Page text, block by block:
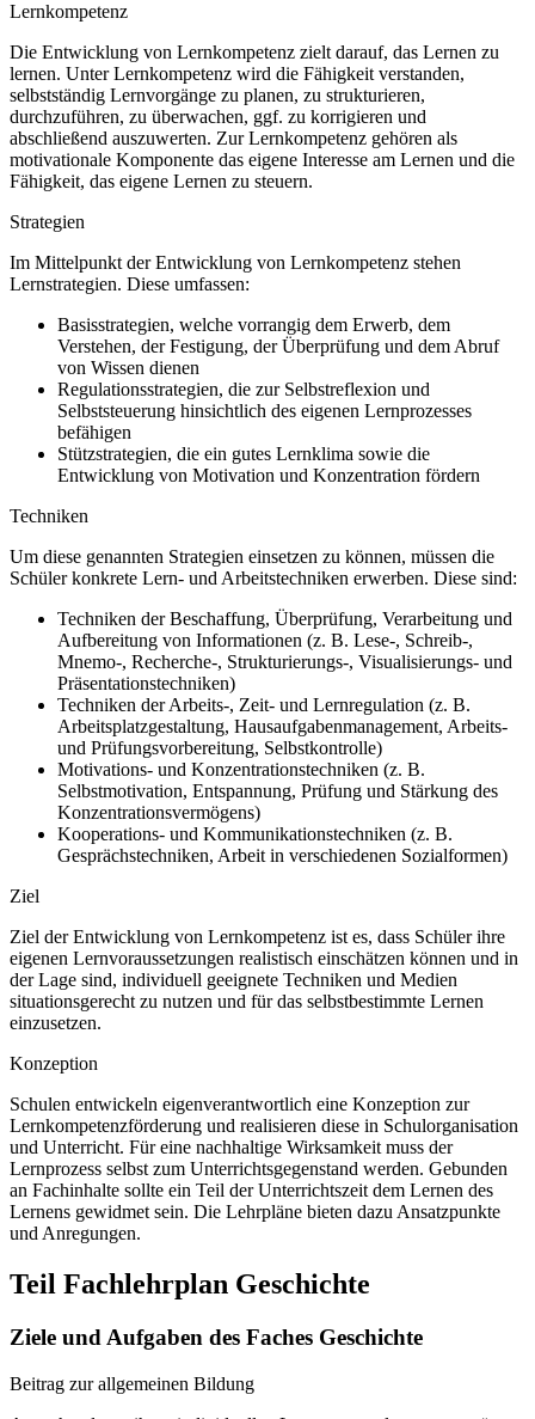
Lernkompetenz
Die Entwicklung von Lernkompetenz zielt darauf, das Lernen zu
lernen. Unter Lernkompetenz wird die Fähigkeit verstanden,
selbstständig Lernvorgänge zu planen, zu strukturieren,
durchzuführen, zu überwachen, ggf. zu korrigieren und
abschließend auszuwerten. Zur Lernkompetenz gehören als
motivationale Komponente das eigene Interesse am Lernen und die
Fähigkeit, das eigene Lernen zu steuern.
Strategien
Im Mittelpunkt der Entwicklung von Lernkompetenz stehen
Lernstrategien. Diese umfassen:
Basisstrategien, welche vorrangig dem Erwerb, dem
Verstehen, der Festigung, der Überprüfung und dem Abruf
von Wissen dienen
Regulationsstrategien, die zur Selbstreflexion und
Selbststeuerung hinsichtlich des eigenen Lernprozesses
befähigen
Stützstrategien, die ein gutes Lernklima sowie die
Entwicklung von Motivation und Konzentration fördern
Techniken
Um diese genannten Strategien einsetzen zu können, müssen die
Schüler konkrete Lern- und Arbeitstechniken erwerben. Diese sind:
Techniken der Beschaffung, Überprüfung, Verarbeitung und
Aufbereitung von Informationen (z. B. Lese-, Schreib-,
Mnemo-, Recherche-, Strukturierungs-, Visualisierungs- und
Präsentationstechniken)
Techniken der Arbeits-, Zeit- und Lernregulation (z. B.
Arbeitsplatzgestaltung, Hausaufgabenmanagement, Arbeits-
und Prüfungsvorbereitung, Selbstkontrolle)
Motivations- und Konzentrationstechniken (z. B.
Selbstmotivation, Entspannung, Prüfung und Stärkung des
Konzentrationsvermögens)
Kooperations- und Kommunikationstechniken (z. B.
Gesprächstechniken, Arbeit in verschiedenen Sozialformen)
Ziel
Ziel der Entwicklung von Lernkompetenz ist es, dass Schüler ihre
eigenen Lernvoraussetzungen realistisch einschätzen können und in
der Lage sind, individuell geeignete Techniken und Medien
situationsgerecht zu nutzen und für das selbstbestimmte Lernen
einzusetzen.
Konzeption
Schulen entwickeln eigenverantwortlich eine Konzeption zur
Lernkompetenzförderung und realisieren diese in Schulorganisation
und Unterricht. Für eine nachhaltige Wirksamkeit muss der
Lernprozess selbst zum Unterrichtsgegenstand werden. Gebunden
an Fachinhalte sollte ein Teil der Unterrichtszeit dem Lernen des
Lernens gewidmet sein. Die Lehrpläne bieten dazu Ansatzpunkte
und Anregungen.
Teil Fachlehrplan Geschichte
Ziele und Aufgaben des Faches Geschichte
Beitrag zur allgemeinen Bildung